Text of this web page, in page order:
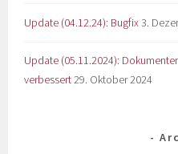
Update (04.12.24): Bugfix 3.
Update (05.11.2024):
verbessert29. Oktober 2024